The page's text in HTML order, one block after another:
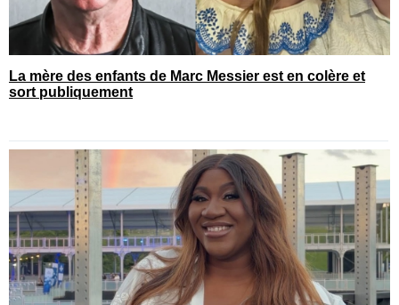
La mère des enfants de Marc Messier est en colère et
sort publiquement